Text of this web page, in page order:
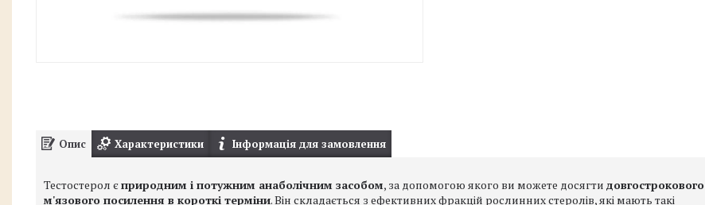
Опис Характеристики Інформація для замовлення
Тестостерол єприродним і потужним анаболічним засобом, за допомогою якого ви можете досягти довгострокового
м'язового посилення в короткі терміни. Він складається з ефективних фракцій рослинних стеролів, які мають такі